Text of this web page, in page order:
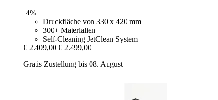
-4%
Druckfläche von 330 x 420 mm
300+ Materialien
Self-Cleaning JetClean System
€ 2.409,00 € 2.499,00
Gratis Zustellung bis 08. August